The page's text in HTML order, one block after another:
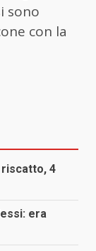
sono
con la
riscatto, 4
era